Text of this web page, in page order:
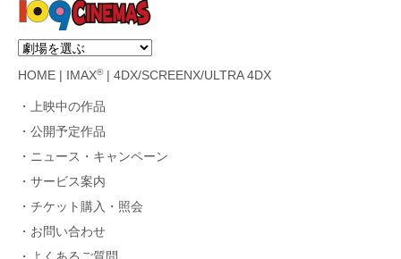
HOME IMAX®| 4DX/SCREENX/ULTRA 4DX
上映中の作品
公開予定作品
ニュース・キャンペーン
サービス案内
チケット購入・照会
お問い合わせ